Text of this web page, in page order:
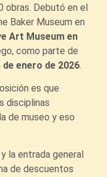
obras. Debutó en el
Baker Museum en
Art Museum en
como parte de
de enero de 2026.
es que
disciplinas
de museo y eso
y la entrada general
de descuentos